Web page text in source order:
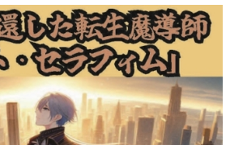
e
sk
y
m
bl
r
b
o
ar
d
n
d
ro
p.
io